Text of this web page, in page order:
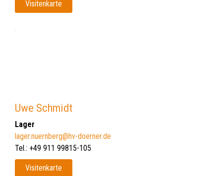
Visitenkarte
Uwe Schmidt
Lager
lager.nuernberg@hv-doerner.de
Tel.: +49 911 99815-105
Visitenkarte